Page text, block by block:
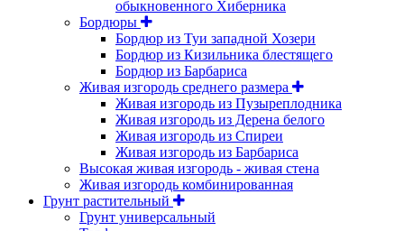
обыкновенного Хиберника
Бордюры
Бордюр из Туи западной Хозери
Бордюр из Кизильника блестящего
Бордюр из Барбариса
Живая изгородь среднего размера
Живая изгородь из Пузыреплодника
Живая изгородь из Дерена белого
Живая изгородь из Спиреи
Живая изгородь из Барбариса
Высокая живая изгородь - живая стена
Живая изгородь комбинированная
Грунт растительный
Грунт универсальный